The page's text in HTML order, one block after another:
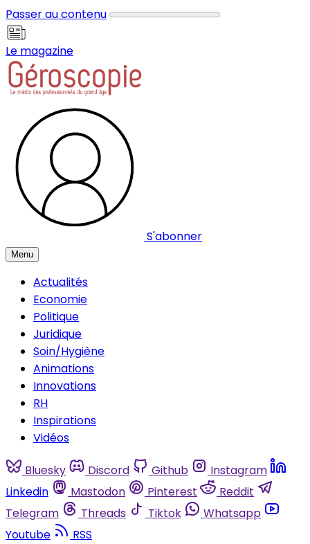
Passer au contenu
Le magazine
S'abonner
Menu
Actualités
Economie
Politique
Juridique
Soin/Hygiène
Animations
Innovations
RH
Inspirations
Vidéos
Bluesky Discord Github
Instagram
Linkedin
Mastodon Pinterest
Reddit
Telegram
Threads Tiktok
Whatsapp
Youtube
RSS
Panneau de gestion des cookies